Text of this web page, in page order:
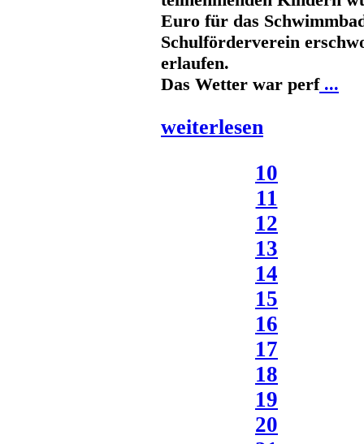
Euro für das
Schulförderverein
erlaufen.
Das Wetter war perf...
weiterlesen
10
11
12
13
14
15
16
17
18
19
20